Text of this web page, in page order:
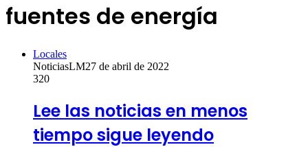
fuentes de energía
Locales
NoticiasLM27 de abril de 2022
320
Lee las noticias en menos
tiempo sigue leyendo